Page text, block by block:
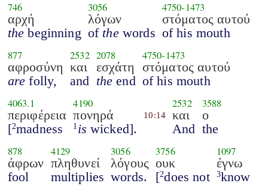
746
αρχή
the beginning
3056
λόγων
of thewords
4750-1473
στόματος αυτού
of his mouth
877
αφροσύνη
are folly,
2532
και
and
2078
εσχάτη
the end
4750-1473
στόματος αυτού
of his mouth
4063.1
περιφέρεια
[2madness
4190
πονηρά
1 is wicked].
10:14
2532
και
And
3588
ο
the
878
άφρων
fool
4129
πληθυνεί
multiplies
3056
λόγους
words.
3756
ουκ
[2does not
1097
έγνω
3know